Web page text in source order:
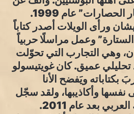
رحلته تلك كتاب “حصار الحصارات” عام 1999.
ورأى الويلات أصدر كتاباً
وعمل مراسلًا حربياً
وهي التجارب التي تحوّلت
تحليلي عميق. كان غويتيسولو
ويَفضح الأنا
نفسها وأكاذيبها، ولقد سجّل
بعد عام 2011.